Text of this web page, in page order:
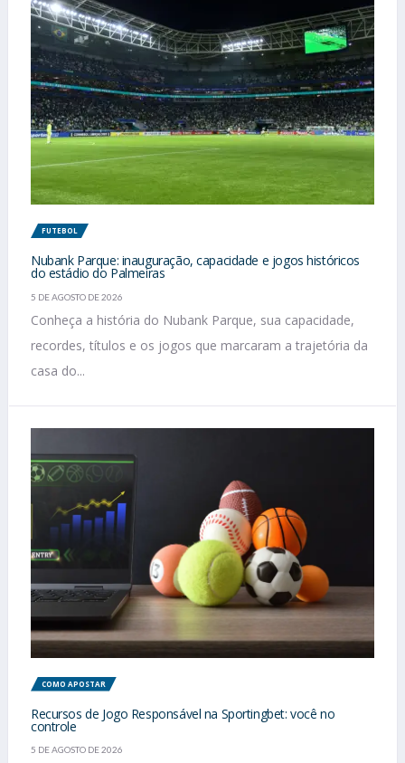
FUTEBOL
Nubank Parque: inauguração, capacidade e jogos históricos
do estádio do Palmeiras
5 DE AGOSTO DE 2026
Conheça a história do Nubank Parque, sua capacidade,
recordes, títulos e os jogos que marcaram a trajetória da
casa do...
COMO APOSTAR
Recursos de Jogo Responsável na Sportingbet: você no
controle
5 DE AGOSTO DE 2026